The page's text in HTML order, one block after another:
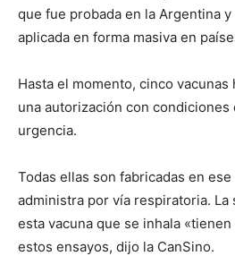
que fue probada en la Argentina
aplicada en forma masiva en
Hasta el momento, cinco
una autorización con condiciones
urgencia.
Todas ellas son fabricadas en
administra por vía respiratoria. La
esta vacuna que se inhala
estos ensayos, dijo la CanSino.